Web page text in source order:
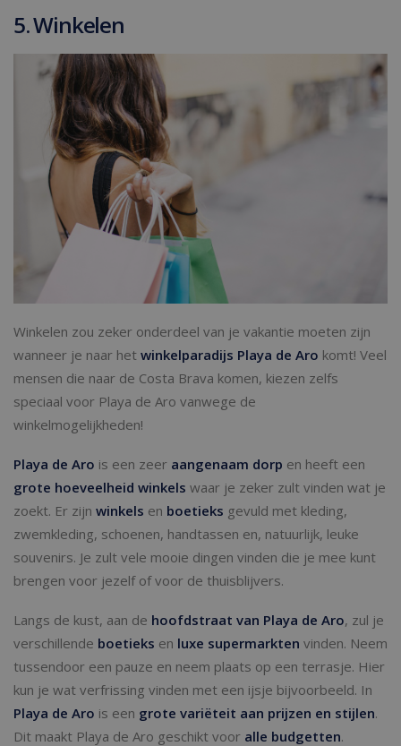
5. Winkelen
Winkelen zou zeker onderdeel van je vakantie moeten zijn
wanneer je naar het winkelparadijs Playa de Aro komt! Veel
mensen die naar de Costa Brava komen, kiezen zelfs
speciaal voor Playa de Aro vanwege de
winkelmogelijkheden!
Playa de Aro is een zeer aangenaam dorp en heeft een
grote hoeveelheid winkels waar je zeker zult vinden wat je
zoekt. Er zijn winkels en boetieks gevuld met kleding,
zwemkleding, schoenen, handtassen en, natuurlijk, leuke
souvenirs. Je zult vele mooie dingen vinden die je mee kunt
brengen voor jezelf of voor de thuisblijvers.
Langs de kust, aan de hoofdstraat van Playa de Aro, zul je
verschillende boetieks en luxe supermarkten vinden. Neem
tussendoor een pauze en neem plaats op een terrasje. Hier
kun je wat verfrissing vinden met een ijsje bijvoorbeeld. In
Playa de Aro is een grote variëteit aan prijzen en stijlen.
Dit maakt Playa de Aro geschikt voor alle budgetten.